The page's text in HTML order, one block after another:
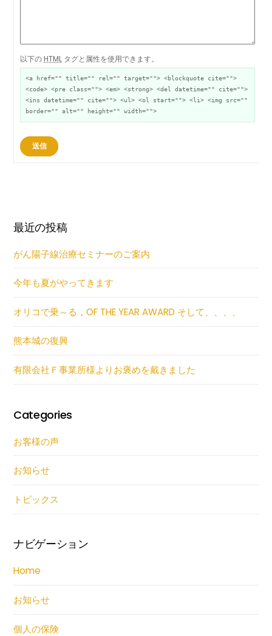
以下の HTML タグと属性を使用できます。
<a href="" title="" rel="" target=""> <blockquote cite="">
<code> <pre class=""> <em> <strong> <del datetime="" cite="">
<ins datetime="" cite=""> <ul> <ol start=""> <li> <img src=""
border="" alt="" height="" width="">
送信
最近の投稿
がん陽子線治療セミナーのご案内
今年も夏がやってきます
オリコで乗～る，OF THE YEAR AWARD そして、、、、
熊本城の復興
有限会社Ｆ事業所様よりお褒めを戴きました
Categories
お客様の声
お知らせ
トピックス
ナビゲーション
Home
お知らせ
個人の保険